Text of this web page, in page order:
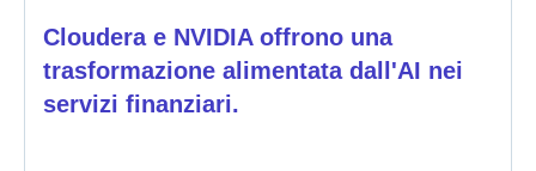
Cloudera e NVIDIA offrono una
trasformazione alimentata dall'AI nei
servizi finanziari.